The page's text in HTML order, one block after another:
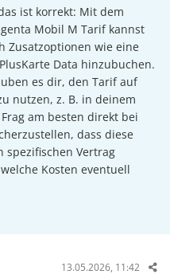
ist korrekt: Mit dem
Mobil M Tarif kannst
Zusatzoptionen wie eine
Data hinzubuchen.
es dir, den Tarif auf
nutzen, z. B. in deinem
am besten direkt bei
dass diese
spezifischen Vertrag
Kosten eventuell
13.05.2026, 11:42